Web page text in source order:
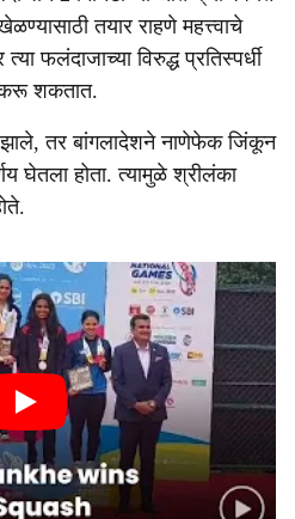
तयार राहणे महत्त्वाचे
फलंदाजाच्या विरुद्ध प्रतिस्पर्धी
शकतात.
झाले, तर बांगलादेशने नाणेफेक जिंकून
घेतला होता. त्यामुळे श्रीलंका